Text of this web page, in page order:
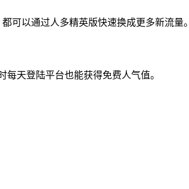
可以通过人多精英版快速换成更多新流量。
天登陆平台也能获得免费人气值。